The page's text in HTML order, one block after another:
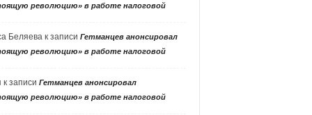
революцию» в работе налоговой
Беляевак записи Гетманцев анонсировал
революцию» в работе налоговой
к записи Гетманцев анонсировал
революцию» в работе налоговой